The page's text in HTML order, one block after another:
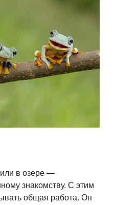
в озере —
знакомству. С этим
общая работа. Он